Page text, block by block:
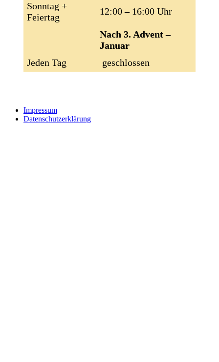
Sonntag +
Feiertag
12:00 – 16:00 Uhr
Nach 3. Advent –
Januar
Jeden Tag
geschlossen
Impressum
Datenschutzerklärung